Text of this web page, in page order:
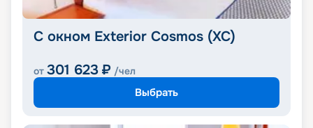
С окном Exterior Cosmos (XC)
от 301 623 ₽ /чел
Выбрать